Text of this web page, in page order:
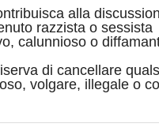
alla
razzista o sessista
calunnioso o
di cancellare
volgare, illegale o